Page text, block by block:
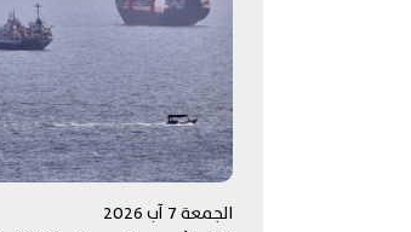
الجمعة 7 آب 2026